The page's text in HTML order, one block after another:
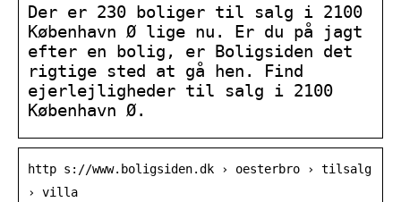
Der er 230 boliger til salg i 2100
København Ø lige nu. Er du på jagt
efter en bolig, er Boligsiden det
rigtige sted at gå hen. Find
ejerlejligheder til salg i 2100
København Ø.
http s://www.boligsiden.dk › oesterbro › tilsalg
› villa